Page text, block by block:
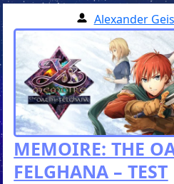
Alexander
MEMOIRE: THE
FELGHANA – TEST